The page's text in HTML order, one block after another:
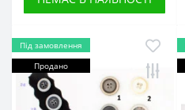
Під замовлення
Продано